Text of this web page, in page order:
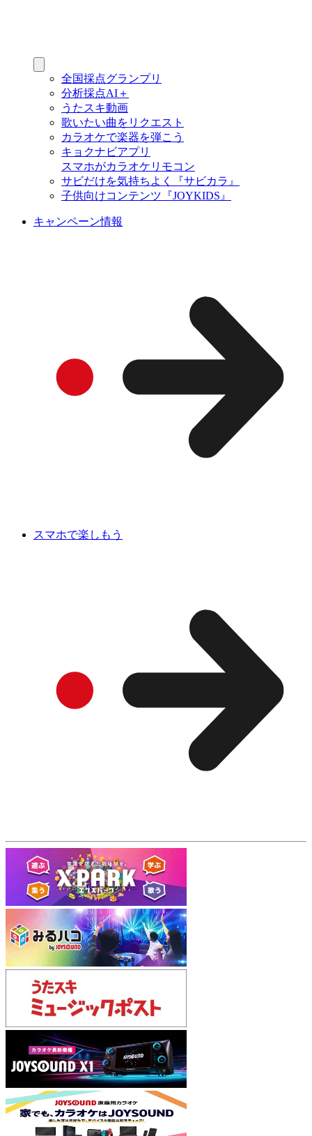
全国採点グランプリ
分析採点AI＋
うたスキ動画
歌いたい曲をリクエスト
カラオケで楽器を弾こう
キョクナビアプリ
スマホがカラオケリモコン
サビだけを気持ちよく『サビカラ』
子供向けコンテンツ『JOYKIDS』
キャンペーン情報
スマホで楽しもう